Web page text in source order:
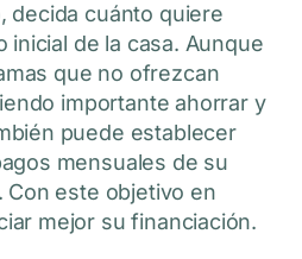
decida cuánto quiere
inicial de la casa. Aunque
que no ofrezcan
importante ahorrar y
puede establecer
mensuales de su
Con este objetivo en
mejor su financiación.